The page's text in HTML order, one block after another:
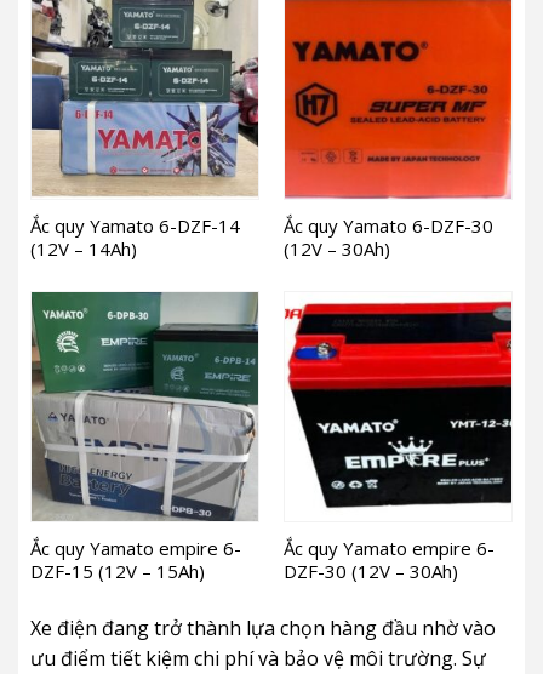
Ắc quy Yamato 6-DZF-14
(12V – 14Ah)
Ắc quy Yamato 6-DZF-30
(12V – 30Ah)
Ắc quy Yamato empire 6-
DZF-15 (12V – 15Ah)
Ắc quy Yamato empire 6-
DZF-30 (12V – 30Ah)
Xe điện đang trở thành lựa chọn hàng đầu nhờ vào
ưu điểm tiết kiệm chi phí và bảo vệ môi trường. Sự